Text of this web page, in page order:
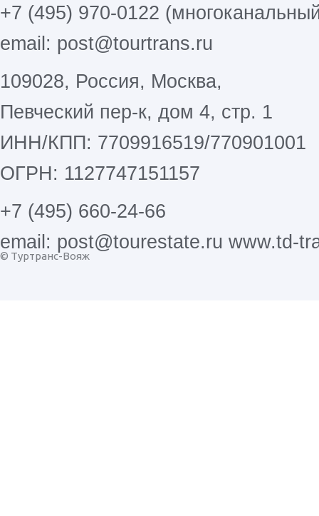
© Туртранс-Вояж
+7 (495) 970-0122
email: post@tourtrans.ru
109028, Россия, Москва,
Певческий пер-к, дом 4, стр. 1
ИНН/КПП: 7709916519/770901001
ОГРН: 1127747151157
+7 (495) 660-24-66
email: post@tourestate.ru www.td-